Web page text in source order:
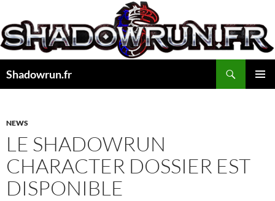
au
contenu
Shadowrun.fr
NEWS
LE SHADOWRUN
CHARACTER DOSSIER EST
DISPONIBLE